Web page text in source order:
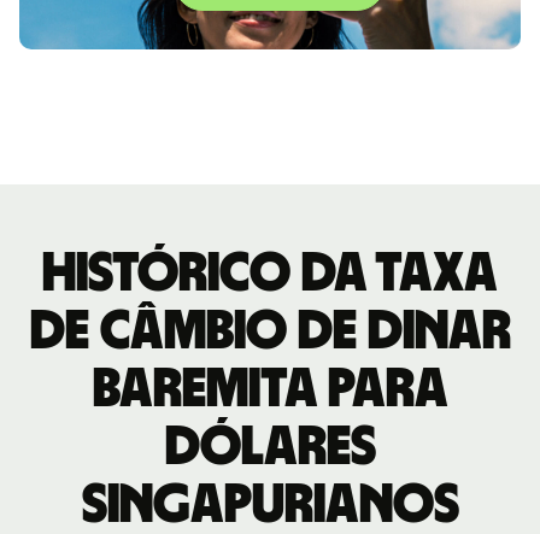
Histórico da taxa
de câmbio de Dinar
baremita para
Dólares
singapurianos